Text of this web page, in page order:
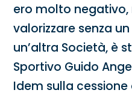
ero molto negativo,
valorizzare senza
un’altra Società, è
Sportivo Guido
Idem sulla